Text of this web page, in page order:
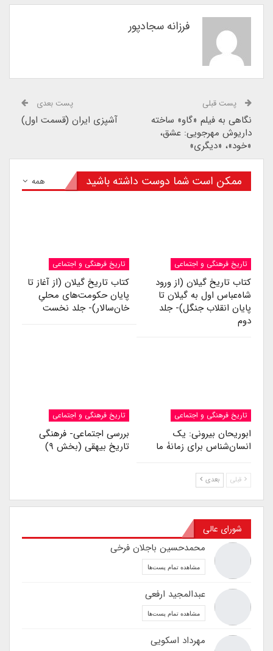
فرزانه سجادپور
پست قبلی
نگاهی به فیلم «گاو» ساخته
داریوش مهرجویی: عشق،
«خود»، «دیگری»
پست بعدی
آشپزی ایران (قسمت اول)
همه ممکن است شما دوست داشته باشید
تاریخ فرهنگی و اجتماعی
کتاب تاریخ گیلان (از ورود
شاه‌عباس اول به گیلان تا
پایان انقلاب جنگل)- جلد
دوم
تاریخ فرهنگی و اجتماعی
کتاب تاریخ گیلان (از آغاز تا
پایان حکومت‌های محلیِ
خان‌سالار)- جلد نخست
تاریخ فرهنگی و اجتماعی
ابوریحان بیرونی: یک
انسان‌شناس برای زمانۀ ما
تاریخ فرهنگی و اجتماعی
بررسی اجتماعی- فرهنگی
تاریخ بیهقی (بخش ۹)
قبلی بعدی
شورای عالی
محمدحسین باجلان فرخی
مشاهده تمام پست‌ها
عبدالمجید ارفعی
مشاهده تمام پست‌ها
مهرداد اسکویی